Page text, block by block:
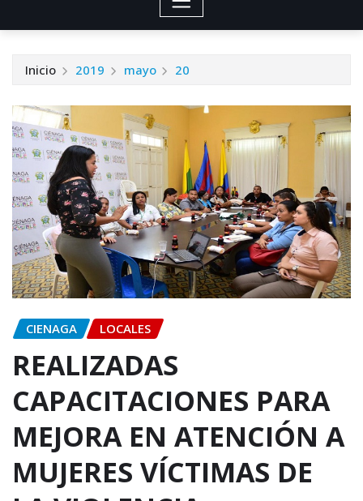
Inicio 2019 mayo 20
CIENAGA LOCALES
REALIZADAS
CAPACITACIONES PARA
MEJORA EN ATENCIÓN A
MUJERES VÍCTIMAS DE